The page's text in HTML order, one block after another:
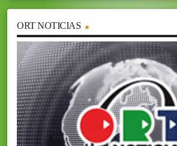
ORT NOTICIAS